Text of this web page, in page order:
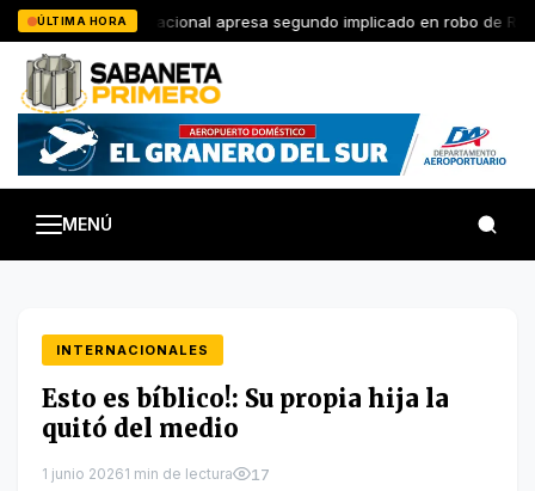
Saltar
al
contenido
ÚLTIMA HORAPolicía Nacional apresa segundo implicado en robo de
MENÚ
INTERNACIONALES
Esto es bíblico!: Su propia hija la
quitó del medio
1 junio 20261 min de lectura 17